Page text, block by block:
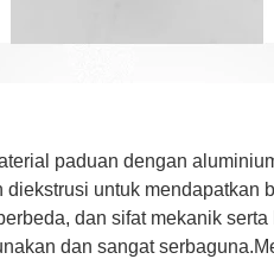
paduan dengan
untuk mendapatkan
dan sifat mekanik
dan sangat